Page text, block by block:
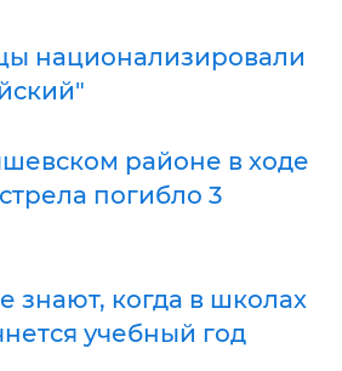
национализировали
районе в ходе
погибло 3
знают, когда в школах
учебный год